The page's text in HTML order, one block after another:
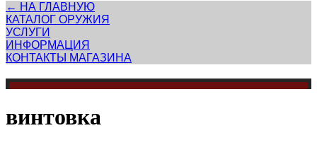
← НА ГЛАВНУЮ
КАТАЛОГ ОРУЖИЯ
УСЛУГИ
ИНФОРМАЦИЯ
КОНТАКТЫ МАГАЗИНА
винтовка